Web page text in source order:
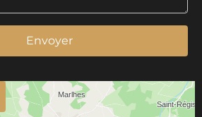
Envoyer